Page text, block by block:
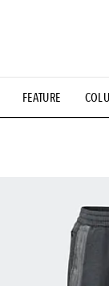
FEATURE
#ESSENTIAL
#Commune H